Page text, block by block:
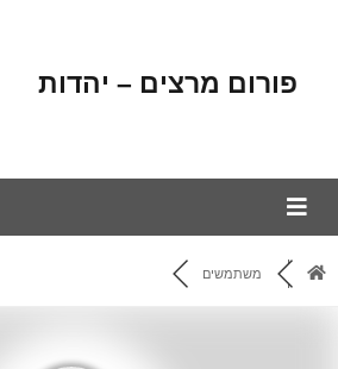
פורום מרצים – יהדות
משתמשים